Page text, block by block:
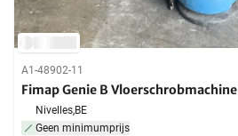
A1-48902-11
Fimap Genie B Vloerschrobmachine
Nivelles,BE
Geen minimumprijs